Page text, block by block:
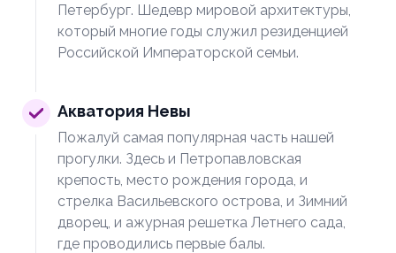
Петербург. Шедевр мировой архитектуры,
который многие годы служил резиденцией
Российской Императорской семьи.
Акватория Невы
Пожалуй самая популярная часть нашей
прогулки. Здесь и Петропавловская
крепость, место рождения города, и
стрелка Васильевского острова, и Зимний
дворец, и ажурная решетка Летнего сада,
где проводились первые балы.